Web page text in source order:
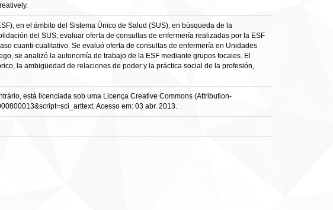
en el ámbito del Sistema Único de Salud (SUS), en búsqueda de la
del SUS; evaluar oferta de consultas de enfermería realizadas por la ESF
cuanti-cualitativo. Se evaluó oferta de consultas de enfermería en Unidades
se analizó la autonomía de trabajo de la ESF mediante grupos focales. El
la ambigüedad de relaciones de poder y la práctica social de la profesión,
está licenciada sob uma Licença Creative Commons (Attribution-
Acesso em: 03 abr. 2013.